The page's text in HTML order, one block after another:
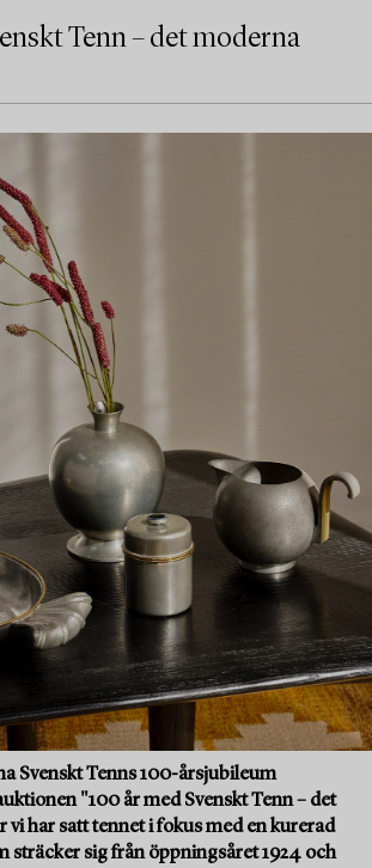
Tenn – det moderna
Svenskt Tenns 100-årsjubileum
"100 år med Svenskt Tenn – det
vi har satt tennet i fokus med en kurerad
sträcker sig från öppningsåret 1924 och